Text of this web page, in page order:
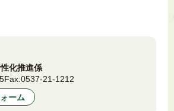
化推進係
Fax:0537-21-1212
ーム